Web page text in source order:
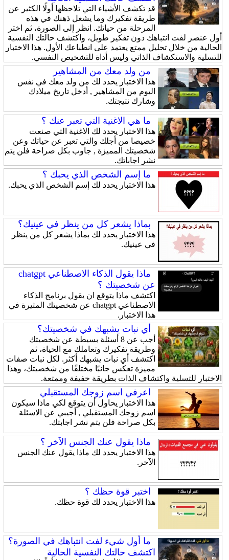
قد تكشف الأشياء التي تلاحظها أولًا الكثير عن
طريقة تفكيرك وما يشغل ذهنك في هذه
المرحلة من حياتك. انظر إلى الصورة، ثم اختر
أول عنصر لفت انتباهك دون تفكير طويل، واكتشف حالتك النفسية
الحالية من خلال تحليل ممتع يعتمد على انطباعك الأول. هذا الاختبار
للتسلية والاستكشاف الذاتي وليس أداة للتشخيص النفسي.
من ولد معك من المشاهير
هذا الاختبار يحدد لك من ولد معك في نفس
اليوم من المشاهير , أدخل تاريخ ميلادك
وشارك نتيجتك.
ما هي الاغنية التي تعبر عنك ؟
هذا الاختبار يحدد لك الاغنية التي صنعت
خصيصا من أجلك والتي تعبر عن حياتك وعن
شخصيتك المميزة , جاوب بكل صراحة فلن يتم
نشر اجاباتك.
ما إسم الشخص الذي يحبك ؟
هذا الاختبار يحدد لك إسم الشخص الذي يحبك.
بماذا يشعر كل من ينظر في عينيك؟
هذا الاختبار يحدد لك بماذا يشعر كل من ينظر
في عينيك.
ماذا يقول الذكاء الاصطناعي chatgpt
عن شخصيتك ؟
اكتشف ماذا يتوقع ان يقول برنامج الذكاء
الاصطناعي chatgpt عن شخصيتك المثيرة في
هذا الاختبار.
أي نبات يشبهك في شخصيتك؟
أجب عن 8 أسئلة بسيطة عن شخصيتك
وطريقة تفكيرك وتعاملك مع الحياة، ثم
اكتشف أي نبات يشبهك أكثر. لكل نبات صفات
مميزة تعكس جانبًا مختلفًا من شخصيتك، وهذا
الاختبار للتسلية واكتشاف الذات بطريقة خفيفة وممتعة.
اعرفي اسم زوجك المستقبلي
هذا الاختبار يحاول أن يتوقع لكي ماذا سيكون
اسم زوجك المستقبلي , أجيبي عن الاسئلة
بكل صراحة فلن يتم نشر اجابتك.
ماذا يقول عنك الجنس الآخر ؟
هذا الاختبار يحدد لك ماذا يقول عنك الجنس
الآخر.
اختبر قوة حظك ؟
هذا الاختبار يحدد لك قوة حظك.
ما أول شيء لفت انتباهك في الصورة؟
اكتشف حالتك النفسية الحالية